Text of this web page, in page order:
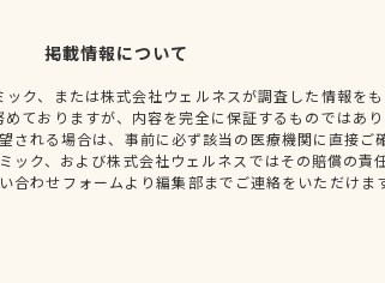
掲載情報について
ク、または株式会社ウェルネスが調査した情報を
ておりますが、内容を完全に保証するものではあ
される場合は、事前に必ず該当の医療機関に直接ご
ック、および株式会社ウェルネスではその賠償の責
合わせフォームより編集部までご連絡をいただけま